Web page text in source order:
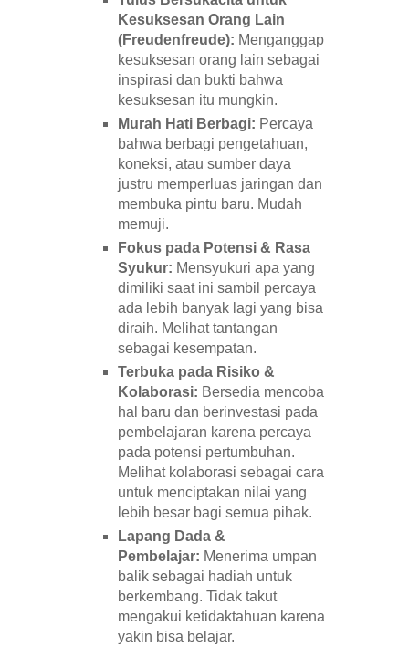
Kesuksesan Orang Lain
(Freudenfreude): Menganggap
kesuksesan orang lain sebagai
inspirasi dan bukti bahwa
kesuksesan itu mungkin.
Murah Hati Berbagi: Percaya
bahwa berbagi pengetahuan,
koneksi, atau sumber daya
justru memperluas jaringan dan
membuka pintu baru. Mudah
memuji.
Fokus pada Potensi & Rasa
Syukur: Mensyukuri apa yang
dimiliki saat ini sambil percaya
ada lebih banyak lagi yang bisa
diraih. Melihat tantangan
sebagai kesempatan.
Terbuka pada Risiko &
Kolaborasi: Bersedia mencoba
hal baru dan berinvestasi pada
pembelajaran karena percaya
pada potensi pertumbuhan.
Melihat kolaborasi sebagai cara
untuk menciptakan nilai yang
lebih besar bagi semua pihak.
Lapang Dada &
Pembelajar: Menerima umpan
balik sebagai hadiah untuk
berkembang. Tidak takut
mengakui ketidaktahuan karena
yakin bisa belajar.